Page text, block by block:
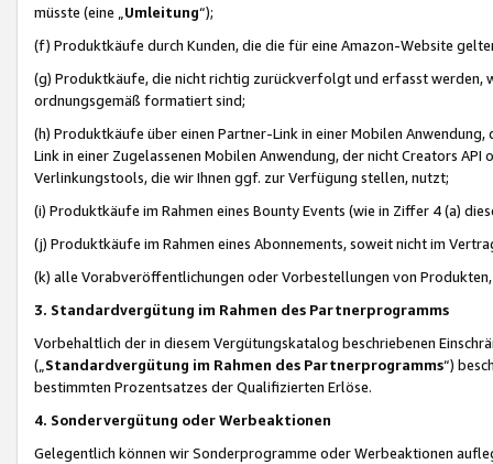
müsste (eine „ Umleitung“);
(f) Produktkäufe durch Kunden, die die für eine Amazon-Website
(g) Produktkäufe, die nicht richtig zurückverfolgt und erfasst werden,
ordnungsgemäß formatiert sind;
(h) Produktkäufe über einen Partner-Link in einer Mobilen
Link in einer Zugelassenen Mobilen Anwendung, der nicht Creators
Verlinkungstools, die wir Ihnen ggf. zur Verfügung stellen, nutzt;
(i) Produktkäufe im Rahmen eines Bounty Events (wie in Ziffer 4 (a)
(j) Produktkäufe im Rahmen eines Abonnements, soweit nicht im
(k) alle Vorabveröffentlichungen oder Vorbestellungen von
3. Standardvergütung im Rahmen des Partnerprogramms
Vorbehaltlich der in diesem Vergütungskatalog beschriebenen
(„ Standardvergütung im Rahmen des Partnerprogramms“)
bestimmten Prozentsatzes der Qualifizierten Erlöse.
4. Sondervergütung oder Werbeaktionen
Gelegentlich können wir Sonderprogramme oder Werbeaktionen